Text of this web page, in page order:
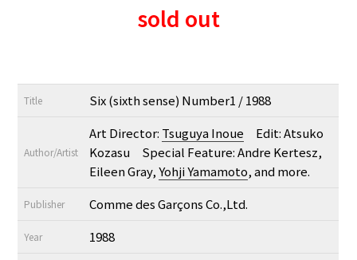
sold out
Title Six (sixth sense) Number1 / 1988
Author/Artist
Art Director: Tsuguya Inoue Edit: Atsuko
Kozasu Special Feature: Andre Kertesz,
Eileen Gray,Yohji Yamamoto, and more.
Publisher Comme des Garçons Co.,Ltd.
Year 1988